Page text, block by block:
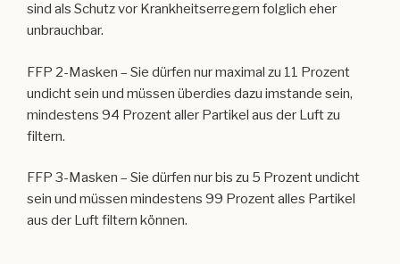
sind als Schutz vor Krankheitserregern folglich eher
unbrauchbar.
FFP 2-Masken – Sie dürfen nur maximal zu 11 Prozent
undicht sein und müssen überdies dazu imstande sein,
mindestens 94 Prozent aller Partikel aus der Luft zu
filtern.
FFP 3-Masken – Sie dürfen nur bis zu 5 Prozent undicht
sein und müssen mindestens 99 Prozent alles Partikel
aus der Luft filtern können.